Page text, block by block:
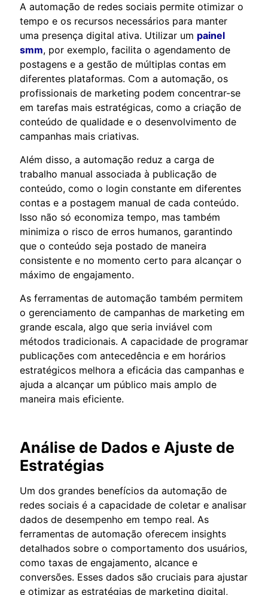
A automação de redes sociais permite otimizar o
tempo e os recursos necessários para manter
uma presença digital ativa. Utilizar um painel
smm, por exemplo, facilita o agendamento de
postagens e a gestão de múltiplas contas em
diferentes plataformas. Com a automação, os
profissionais de marketing podem concentrar-se
em tarefas mais estratégicas, como a criação de
conteúdo de qualidade e o desenvolvimento de
campanhas mais criativas.
Além disso, a automação reduz a carga de
trabalho manual associada à publicação de
conteúdo, como o login constante em diferentes
contas e a postagem manual de cada conteúdo.
Isso não só economiza tempo, mas também
minimiza o risco de erros humanos, garantindo
que o conteúdo seja postado de maneira
consistente e no momento certo para alcançar o
máximo de engajamento.
As ferramentas de automação também permitem
o gerenciamento de campanhas de marketing em
grande escala, algo que seria inviável com
métodos tradicionais. A capacidade de programar
publicações com antecedência e em horários
estratégicos melhora a eficácia das campanhas e
ajuda a alcançar um público mais amplo de
maneira mais eficiente.
Análise de Dados e Ajuste de
Estratégias
Um dos grandes benefícios da automação de
redes sociais é a capacidade de coletar e analisar
dados de desempenho em tempo real. As
ferramentas de automação oferecem insights
detalhados sobre o comportamento dos usuários,
como taxas de engajamento, alcance e
conversões. Esses dados são cruciais para ajustar
e otimizar as estratégias de marketing digital,